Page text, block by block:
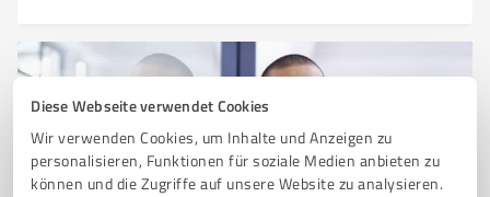
Diese Webseite verwendet Cookies
Wir verwenden Cookies, um Inhalte und Anzeigen zu
personalisieren, Funktionen für soziale Medien anbieten zu
können und die Zugriffe auf unsere Website zu analysieren.